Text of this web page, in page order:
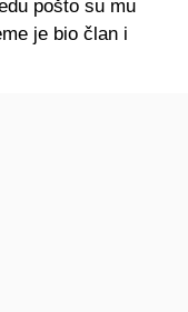
pošto su mu
je bio član i